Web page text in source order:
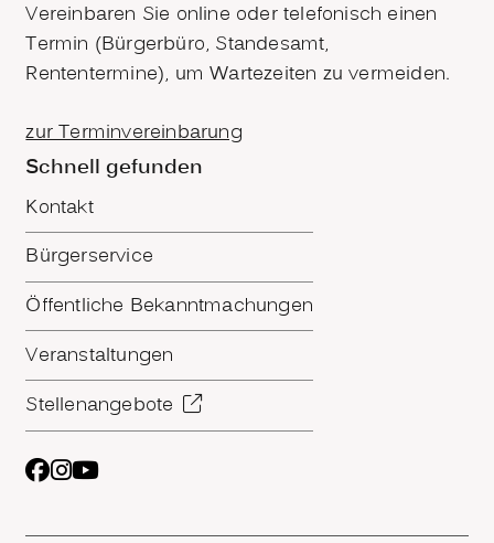
Vereinbaren Sie online oder telefonisch einen
Termin (Bürgerbüro, Standesamt,
Rententermine), um Wartezeiten zu vermeiden.
zur Terminvereinbarung
Schnell gefunden
Kontakt
Bürgerservice
Öffentliche Bekanntmachungen
Veranstaltungen
Stellenangebote